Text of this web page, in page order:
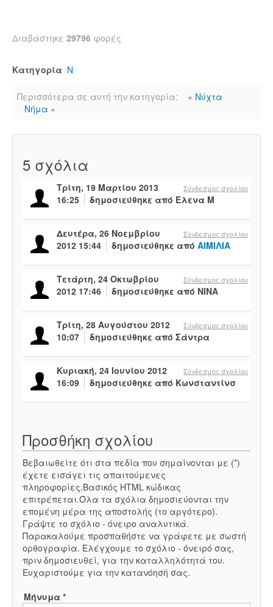
Διαβάστηκε 29796 φορές
Κατηγορία Ν
Περισσότερα σε αυτή την κατηγορία:
« Νύχτα
Νήμα »
5 σχόλια
Σύνδεσμος σχολίου
Τρίτη, 19 Μαρτίου 2013
16:25
δημοσιεύθηκε από Ελενα M
Σύνδεσμος σχολίου
Δευτέρα, 26 Νοεμβρίου
2012 15:44
δημοσιεύθηκε από ΑΙΜΙΛΙΑ
Σύνδεσμος σχολίου
Τετάρτη, 24 Οκτωβρίου
2012 17:46
δημοσιεύθηκε από NINA
Σύνδεσμος σχολίου
Τρίτη, 28 Αυγούστου 2012
10:07
δημοσιεύθηκε από Σάντρα
Σύνδεσμος σχολίου
Κυριακή, 24 Ιουνίου 2012
16:09
δημοσιεύθηκε από Κωνσταντίνσ
Προσθήκη σχολίου
Βεβαιωθείτε ότι στα πεδία που σημαίνονται με (*)
έχετε εισάγει τις απαιτούμενες
πληροφορίες.Βασικός HTML κώδικας
επιτρέπεται.Όλα τα σχόλια δημοσιεύονται την
επομένη μέρα της αποστολής (το αργότερο).
Γράψτε το σχόλιο - όνειρο αναλυτικά.
Παρακαλούμε προσπαθήστε να γράφετε με σωστή
ορθογραφία. Ελέγχουμε το σχόλιο - όνειρό σας,
πριν δημοσιευθεί, για την καταλληλότητά του.
Ευχαριστούμε για την κατανόησή σας.
Μήνυμα *